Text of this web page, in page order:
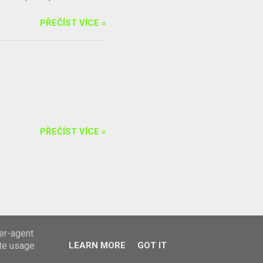
a okolí p. dohled: Mgr.
PŘEČÍST VÍCE »
PŘEČÍST VÍCE »
agent
usage
LEARN MORE GOT IT